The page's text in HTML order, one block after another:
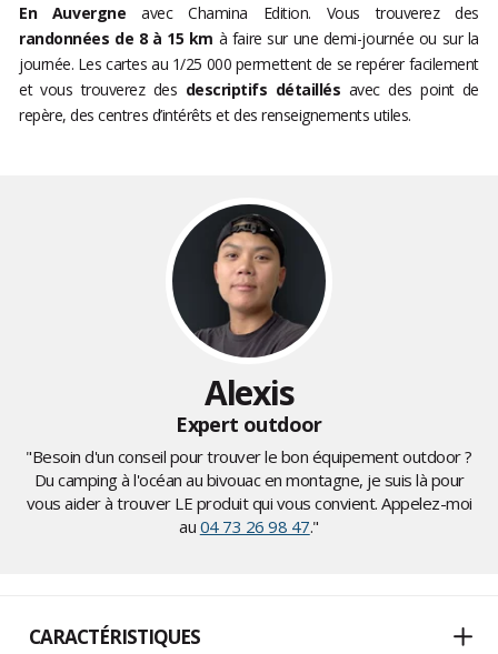
En Auvergneavec Chamina Edition. Vous trouverez des
randonnées de 8 à 15 km à faire sur une demi-journée ou sur la
journée. Les cartes au 1/25 000 permettent de se repérer facilement
et vous trouverez des descriptifs détaillés avec des point de
repère, des centres d’intérêts et des renseignements utiles.
Alexis
Expert outdoor
"Besoin d'un conseil pour trouver le bon équipement outdoor ?
Du camping à l'océan au bivouac en montagne, je suis là pour
vous aider à trouver LE produit qui vous convient. Appelez-moi
au 04 73 26 98 47."
CARACTÉRISTIQUES